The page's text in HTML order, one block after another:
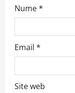
Nume*
Email *
Site web